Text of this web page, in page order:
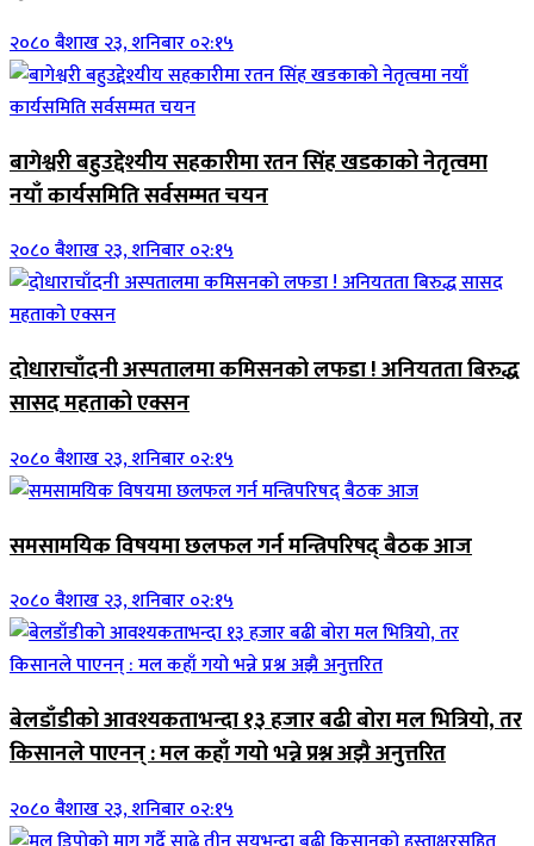
२०८० बैशाख २३, शनिबार ०२:१५
बागेश्वरी बहुउद्देश्यीय सहकारीमा रतन सिंह खडकाको नेतृत्वमा
नयाँ कार्यसमिति सर्वसम्मत चयन
२०८० बैशाख २३, शनिबार ०२:१५
दोधाराचाँदनी अस्पतालमा कमिसनको लफडा ! अनियतता बिरुद्ध
सासद महताको एक्सन
२०८० बैशाख २३, शनिबार ०२:१५
समसामयिक विषयमा छलफल गर्न मन्त्रिपरिषद् बैठक आज
२०८० बैशाख २३, शनिबार ०२:१५
बेलडाँडीको आवश्यकताभन्दा १३ हजार बढी बोरा मल भित्रियो, तर
किसानले पाएनन् : मल कहाँ गयो भन्ने प्रश्न अझै अनुत्तरित
२०८० बैशाख २३, शनिबार ०२:१५